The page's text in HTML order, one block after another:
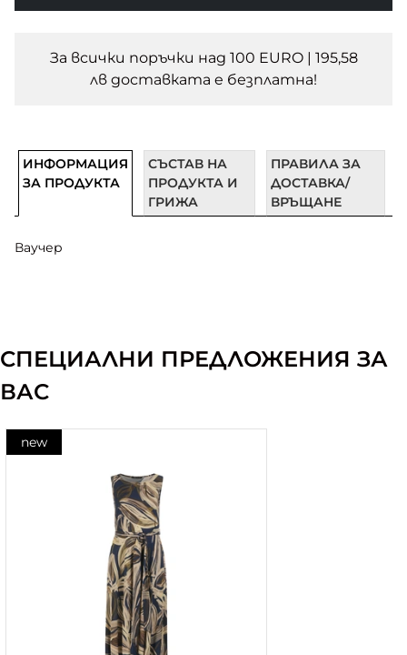
За всички поръчки над 100 EURO | 195,58
лв доставката e безплатна!
ИНФОРМАЦИЯ
ЗА ПРОДУКТА
СЪСТАВ НА
ПРОДУКТА И
ГРИЖА
ПРАВИЛА ЗА
ДОСТАВКА/
ВРЪЩАНЕ
Ваучер
СПЕЦИАЛНИ ПРЕДЛОЖЕНИЯ ЗА
ВАС
new